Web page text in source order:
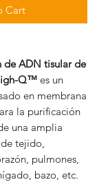
Cart
de ADN tisular de
Q™ es un
en membrana
la purificación
una amplia
tejido,
pulmones,
bazo, etc.